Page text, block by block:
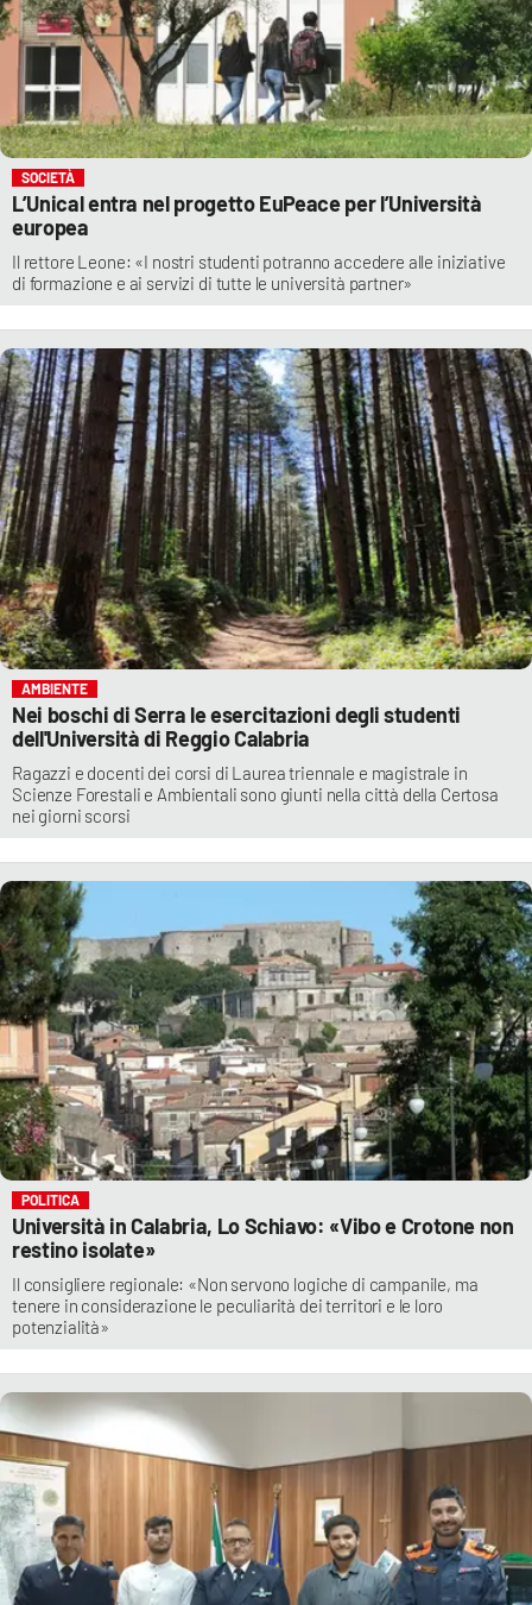
SOCIETÀ
L’Unical entra nel progetto EuPeace per l’Università
europea
Il rettore Leone: «I nostri studenti potranno accedere alle iniziative
di formazione e ai servizi di tutte le università partner»
AMBIENTE
Nei boschi di Serra le esercitazioni degli studenti
dell'Università di Reggio Calabria
Ragazzi e docenti dei corsi di Laurea triennale e magistrale in
Scienze Forestali e Ambientali sono giunti nella città della Certosa
nei giorni scorsi
POLITICA
Università in Calabria, Lo Schiavo: «Vibo e Crotone non
restino isolate»
Il consigliere regionale: «Non servono logiche di campanile, ma
tenere in considerazione le peculiarità dei territori e le loro
potenzialità»